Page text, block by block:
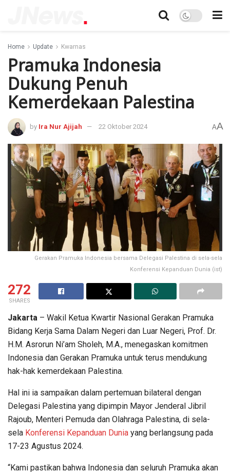
Home Update Kwarnas
Pramuka Indonesia
Dukung Penuh
Kemerdekaan Palestina
by Ira Nur Ajijah 22 Oktober 2024 AA
Gerakan Pramuka Indonesia bersama Delegasi Palestina di sela-sela
Konferensi Kepanduan Dunia (ist)
272
SHARES
Jakarta – Wakil Ketua Kwartir Nasional Gerakan Pramuka
Bidang Kerja Sama Dalam Negeri dan Luar Negeri, Prof. Dr.
H.M. Asrorun Ni’am Sholeh, M.A., menegaskan komitmen
Indonesia dan Gerakan Pramuka untuk terus mendukung
hak-hak kemerdekaan Palestina.
Hal ini ia sampaikan dalam pertemuan bilateral dengan
Delegasi Palestina yang dipimpin Mayor Jenderal Jibril
Rajoub, Menteri Pemuda dan Olahraga Palestina, di sela-
sela Konferensi Kepanduan Dunia yang berlangsung pada
17-23 Agustus 2024.
“Kami pastikan bahwa Indonesia dan seluruh Pramuka akan